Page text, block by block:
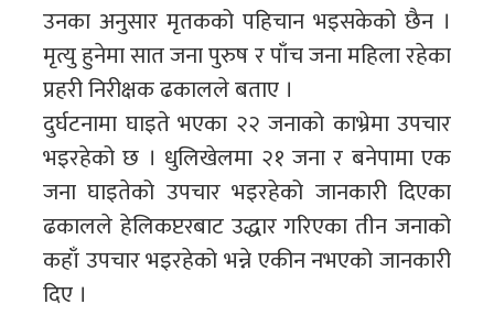
उनका अनुसार मृतकको पहिचान भइसकेको छैन ।
मृत्यु हुनेमा सात जना पुरुष र पाँच जना महिला रहेका
प्रहरी निरीक्षक ढकालले बताए ।
दुर्घटनामा घाइते भएका २२ जनाको काभ्रेमा उपचार
भइरहेको छ । धुलिखेलमा २१ जना र बनेपामा एक
जना घाइतेको उपचार भइरहेको जानकारी दिएका
ढकालले हेलिकप्टरबाट उद्धार गरिएका तीन जनाको
कहाँ उपचार भइरहेको भन्ने एकीन नभएको जानकारी
दिए ।